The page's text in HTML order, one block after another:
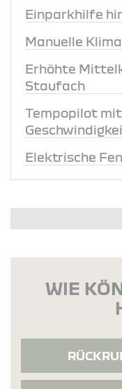
Einparkhilfe
Manuelle
Erhöhte
Staufach
Tempopilot mit
Elektrische
WIE